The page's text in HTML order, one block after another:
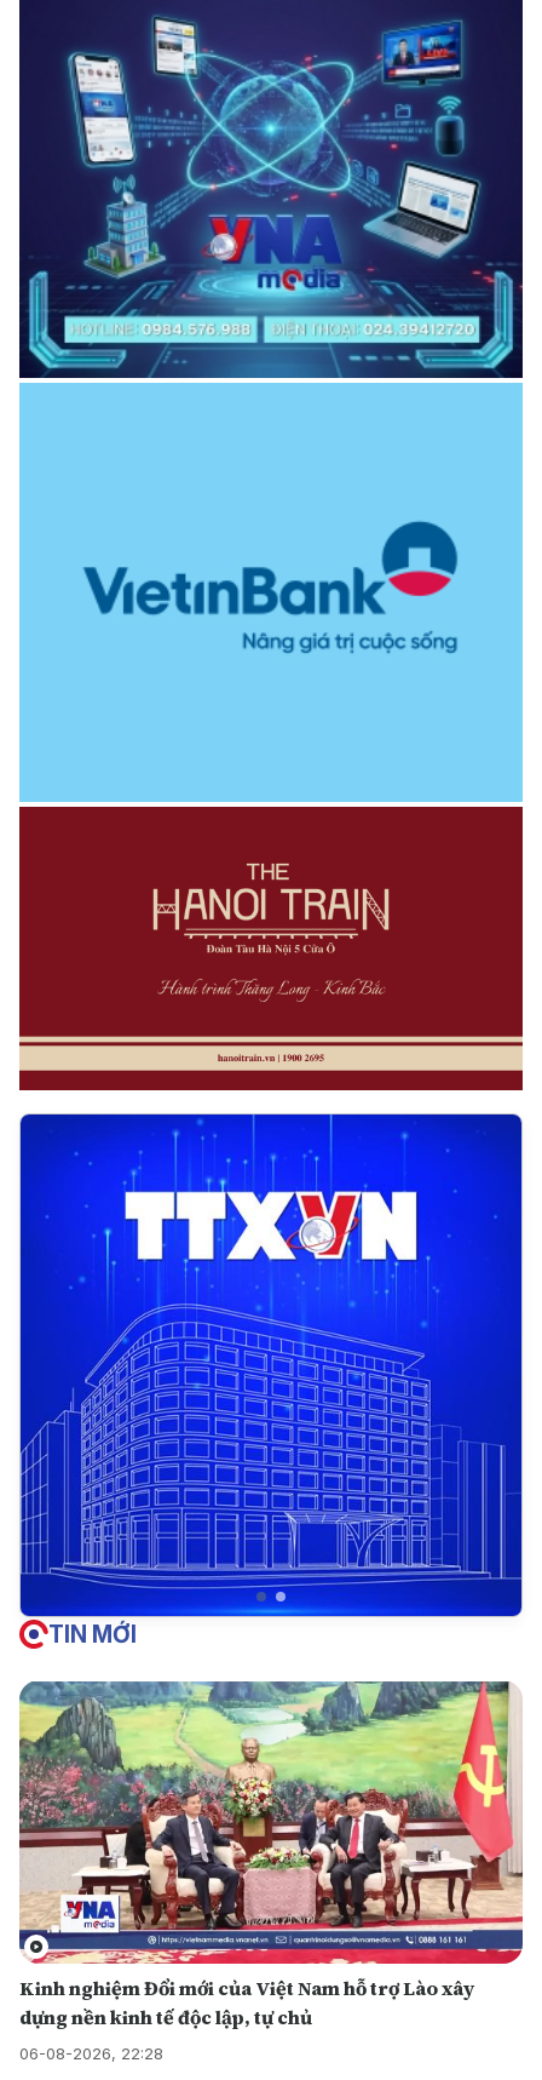
TIN MỚI
Kinh nghiệm Đổi mới của Việt Nam hỗ trợ Lào xây
dựng nền kinh tế độc lập, tự chủ
06-08-2026, 22:28